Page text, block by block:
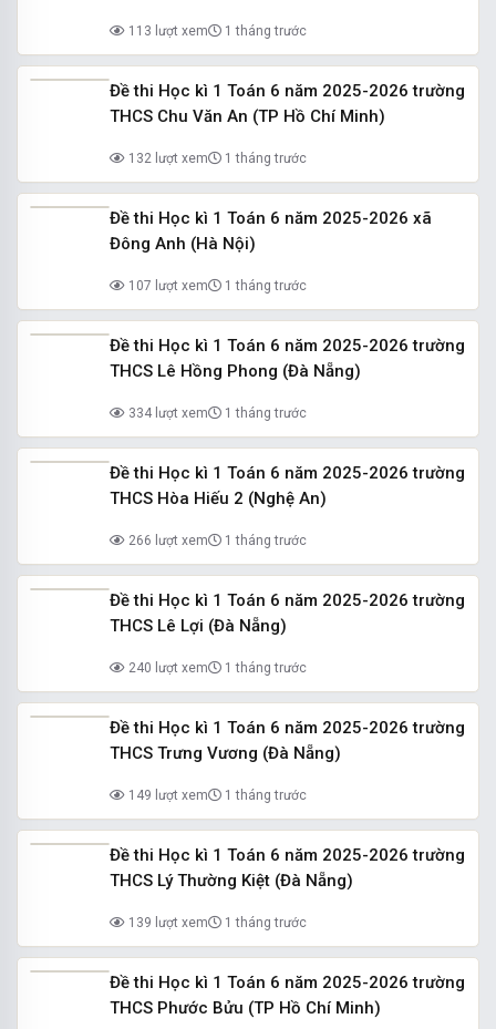
113 lượt xem 1 tháng trước
Đề thi Học kì 1 Toán 6 năm 2025-2026 trường
THCS Chu Văn An (TP Hồ Chí Minh)
132 lượt xem 1 tháng trước
Đề thi Học kì 1 Toán 6 năm 2025-2026 xã
Đông Anh (Hà Nội)
107 lượt xem 1 tháng trước
Đề thi Học kì 1 Toán 6 năm 2025-2026 trường
THCS Lê Hồng Phong (Đà Nẵng)
334 lượt xem 1 tháng trước
Đề thi Học kì 1 Toán 6 năm 2025-2026 trường
THCS Hòa Hiếu 2 (Nghệ An)
266 lượt xem 1 tháng trước
Đề thi Học kì 1 Toán 6 năm 2025-2026 trường
THCS Lê Lợi (Đà Nẵng)
240 lượt xem 1 tháng trước
Đề thi Học kì 1 Toán 6 năm 2025-2026 trường
THCS Trưng Vương (Đà Nẵng)
149 lượt xem 1 tháng trước
Đề thi Học kì 1 Toán 6 năm 2025-2026 trường
THCS Lý Thường Kiệt (Đà Nẵng)
139 lượt xem 1 tháng trước
Đề thi Học kì 1 Toán 6 năm 2025-2026 trường
THCS Phước Bửu (TP Hồ Chí Minh)